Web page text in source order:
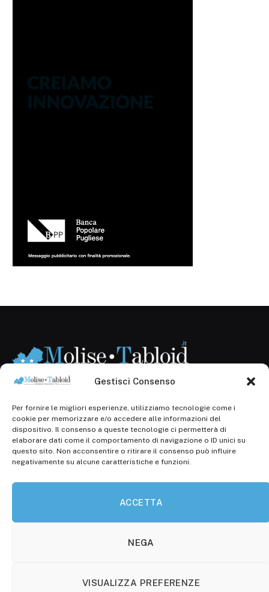
Gestisci Consenso
Per fornire le migliori esperienze, utilizziamo tecnologie come i
cookie per memorizzare e/o accedere alle informazioni del
dispositivo. Il consenso a queste tecnologie ci permetterà di
elaborare dati come il comportamento di navigazione o ID unici su
questo sito. Non acconsentire o ritirare il consenso può influire
negativamente su alcune caratteristiche e funzioni.
ACCETTA
NEGA
VISUALIZZA PREFERENZE
Registr. presso il Tribunale di Campobasso: 3/2013 del
14.11.2013, Cron. 1254
Roc: iscrizione n° 25549 (Prot. 1138/com/15 del
30.04.2015)
P.Iva: 01707150700